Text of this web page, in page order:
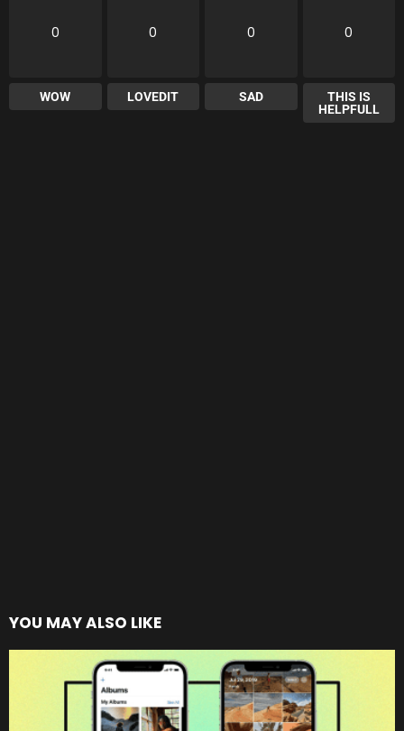
0
WOW
0
LOVEDIT
0
SAD
0
THIS IS
HELPFULL
YOU MAY ALSO LIKE